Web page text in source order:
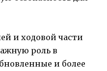
и ходовой части
роль в
и более